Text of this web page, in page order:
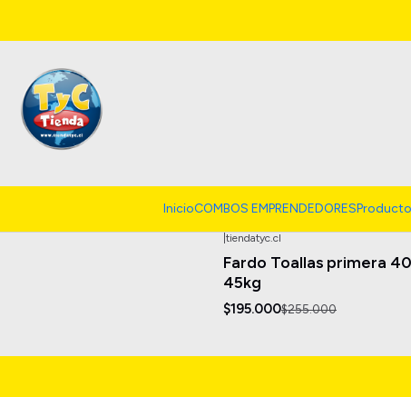
InicioCOMBOS EMPRENDEDORES
Bath Towels & Washcloths
Agotado
tiendatyc.cl
Fardo Toallas primera
45kg
$195.000$255.000